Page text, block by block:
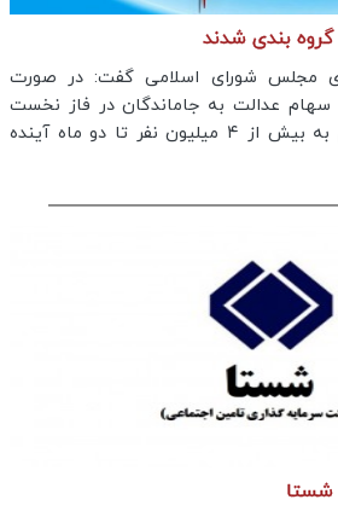
بندی شدند
مجلس شورای اسلامی گفت: در صورت
سهام عدالت به جاماندگان در فاز نخست
امکان واگذاری این سهام به بیش از ۴ میلیون نفر تا دو ماه آینده
شستا